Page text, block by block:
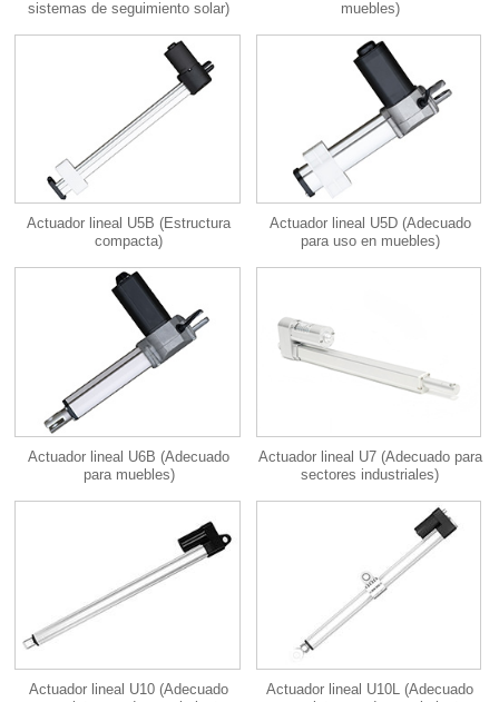
sistemas de seguimiento solar)
muebles)
Actuador lineal U5B (Estructura
compacta)
Actuador lineal U5D (Adecuado
para uso en muebles)
Actuador lineal U6B (Adecuado
para muebles)
Actuador lineal U7 (Adecuado para
sectores industriales)
Actuador lineal U10 (Adecuado
Actuador lineal U10L (Adecuado